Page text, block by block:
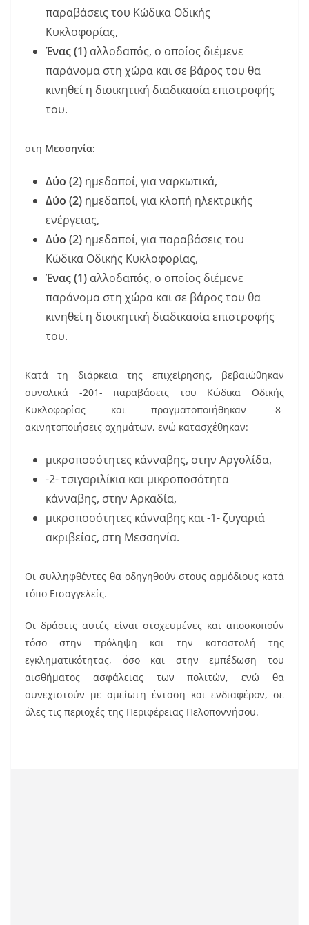
παραβάσεις του Κώδικα Οδικής
Κυκλοφορίας,
Ένας (1) αλλοδαπός, ο οποίος διέμενε
παράνομα στη χώρα και σε βάρος του θα
κινηθεί η διοικητική διαδικασία επιστροφής
του.
στη Μεσσηνία:
Δύο (2) ημεδαποί, για ναρκωτικά,
Δύο (2) ημεδαποί, για κλοπή ηλεκτρικής
ενέργειας,
Δύο (2) ημεδαποί, για παραβάσεις του
Κώδικα Οδικής Κυκλοφορίας,
Ένας (1) αλλοδαπός, ο οποίος διέμενε
παράνομα στη χώρα και σε βάρος του θα
κινηθεί η διοικητική διαδικασία επιστροφής
του.
Κατά τη διάρκεια της επιχείρησης, βεβαιώθηκαν
συνολικά -201- παραβάσεις του Κώδικα Οδικής
Κυκλοφορίας και πραγματοποιήθηκαν -8-
ακινητοποιήσεις οχημάτων, ενώ κατασχέθηκαν:
μικροποσότητες κάνναβης, στην Αργολίδα,
-2- τσιγαριλίκια και μικροποσότητα
κάνναβης, στην Αρκαδία,
μικροποσότητες κάνναβης και -1- ζυγαριά
ακριβείας, στη Μεσσηνία.
Οι συλληφθέντες θα οδηγηθούν στους αρμόδιους κατά
τόπο Εισαγγελείς.
Οι δράσεις αυτές είναι στοχευμένες και αποσκοπούν
τόσο στην πρόληψη και την καταστολή της
εγκληματικότητας, όσο και στην εμπέδωση του
αισθήματος ασφάλειας των πολιτών, ενώ θα
συνεχιστούν με αμείωτη ένταση και ενδιαφέρον, σε
όλες τις περιοχές της Περιφέρειας Πελοποννήσου.